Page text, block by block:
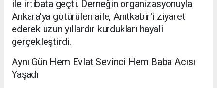
ile irtibata geçti. Derneğin organizasyonuyla
Ankara'ya götürülen aile, Anıtkabir'i ziyaret
ederek uzun yıllardır kurdukları hayali
gerçekleştirdi.
Aynı Gün Hem Evlat Sevinci Hem Baba Acısı
Yaşadı